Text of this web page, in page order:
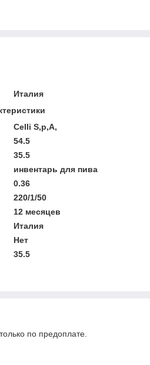
Италия
Celli S,p,A,
54.5
35.5
инвентарь для пива
0.36
220/1/50
12 месяцев
Италия
Нет
35.5
по предоплате.